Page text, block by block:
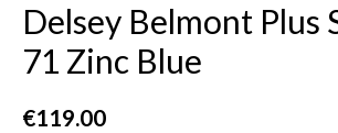
Delsey Belmont Plus
71 Zinc Blue
€119.00